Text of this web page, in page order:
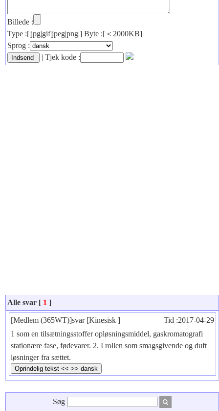
Billede :
Type :[|jpg|gif|jpeg|png|] Byte :[＜2000KB]
Sprog :
| Tjek kode :
Alle svar [ 1 ]
[Medlem (365WT)]svar [Kinesisk ]
Tid :2017-04-29
1 som en tilsætningsstoffer opløsningsmiddel, gaskromatografi
stationære fase, fødevarer. 2. I rollen som smagsgivende og duft
løsninger fra sættet.
Søg